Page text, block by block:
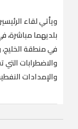
ويأتي لقاء
بلديهما مباشرة،
في منطقة الخليج،
والاضطرابات التي
والإمدادات